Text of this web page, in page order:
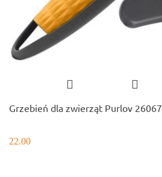
Grzebień dla zwierząt Purlov 26067
22.00